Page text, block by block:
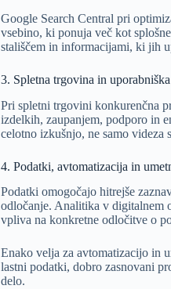
Google Search Central pri
vsebino, ki ponuja več kot
stališčem in informacijami, ki jih
3. Spletna trgovina in
Prispletni trgovini konkurenčna
izdelkih, zaupanjem, podporo in
celotno izkušnjo, ne samo videza
4. Podatki, avtomatizacija in
Podatki omogočajo hitrejše
odločanje.Analitika v digitalnem
vpliva na konkretne odločitve o
Enako velja za avtomatizacijo in
lastni podatki, dobro zasnovani
delo.